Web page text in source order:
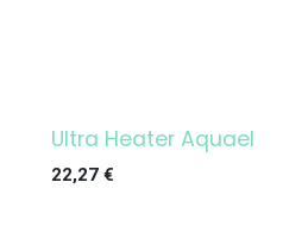
¡OFERTA!
Ultra Heater Aquael
22,27€